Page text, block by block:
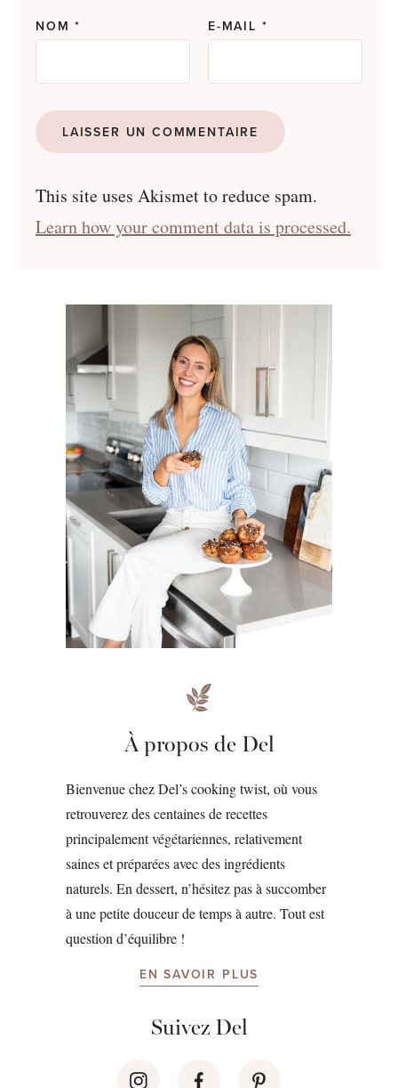
NOM* E-MAIL *
This site uses Akismet to reduce spam.
Learn how your comment data is processed.
À propos de Del
Bienvenue chez Del’s cooking twist, où vous
retrouverez des centaines de recettes
principalement végétariennes, relativement
saines et préparées avec des ingrédients
naturels. En dessert, n’hésitez pas à succomber
à une petite douceur de temps à autre. Tout est
question d’équilibre !
EN SAVOIR PLUS
Suivez Del